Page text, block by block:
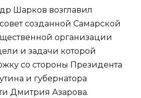
Шарков возглавил
созданной Самарской
организации
и задачи которой
со стороны Президента
и губернатора
Дмитрия Азарова.